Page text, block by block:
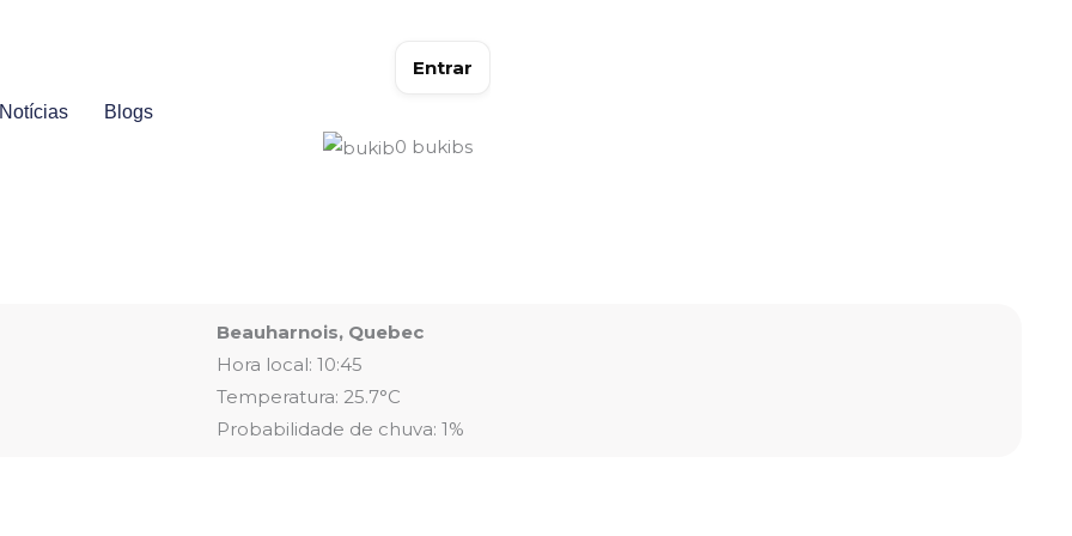
Notícias Blogs
Entrar
0 bukibs
Beauharnois, Quebec
Hora local: 10:45
Temperatura: 25.7°C
Probabilidade de chuva: 1%